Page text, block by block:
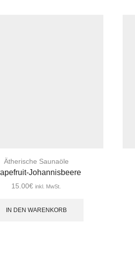
Ätherische Saunaöle
Johannisbeere
15.00€ inkl. MwSt.
IN DEN WARENKORB